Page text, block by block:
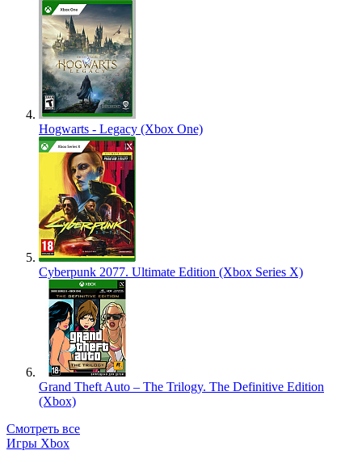
Hogwarts - Legacy (Xbox One)
Cyberpunk 2077. Ultimate Edition (Xbox Series X)
Grand Theft Auto – The Trilogy. The Definitive Edition
(Xbox)
Смотреть все
Игры Xbox